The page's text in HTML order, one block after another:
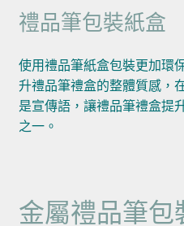
禮品筆包裝紙盒
使用禮品筆紙盒包裝更加環
升禮品筆禮盒的整體質感，
是宣傳語，讓禮品筆禮盒提
之一。
金屬禮品筆包